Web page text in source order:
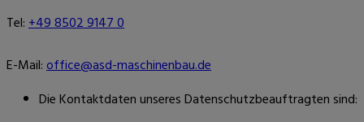
Tel:+49 8502 9147 0
E-Mail:office@asd-maschinenbau.de
Die Kontaktdaten unseres Datenschutzbeauftragten sind: